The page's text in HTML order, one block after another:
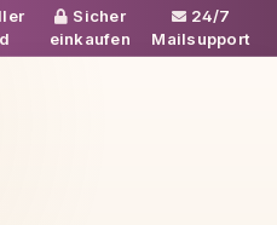
Sicher
einkaufen
24/7
Mailsupport